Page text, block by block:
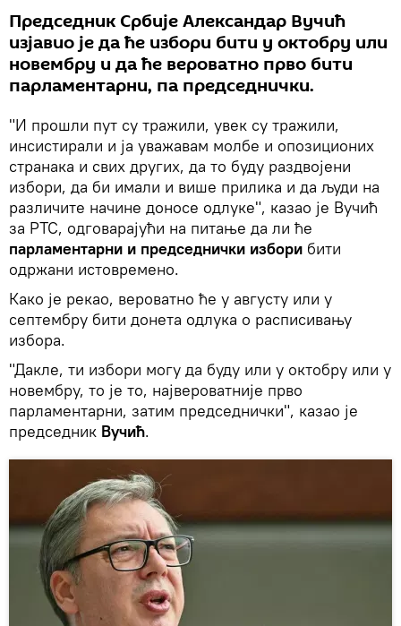
Председник Србије Александар Вучић
изјавио је да ће избори бити у октобру или
новембру и да ће вероватно прво бити
парламентарни, па председнички.
"И прошли пут су тражили, увек су тражили,
инсистирали и ја уважавам молбе и опозиционих
странака и свих других, да то буду раздвојени
избори, да би имали и више прилика и да људи на
различите начине доносе одлуке", казао је Вучић
за РТС, одговарајући на питање да ли ће
парламентарни и председнички избори бити
одржани истовремено.
Како је рекао, вероватно ће у августу или у
септембру бити донета одлука о расписивању
избора.
"Дакле, ти избори могу да буду или у октобру или у
новембру, то је то, највероватније прво
парламентарни, затим председнички", казао је
председник Вучић.